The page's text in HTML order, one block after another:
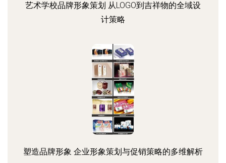
艺术学校品牌形象策划 从LOGO到吉祥物的全域设
计策略
塑造品牌形象 企业形象策划与促销策略的多维解析